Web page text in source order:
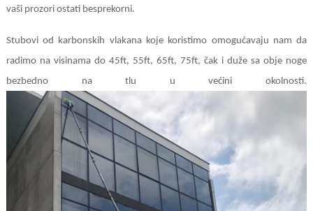
vaši prozori ostati besprekorni.
Stubovi od karbonskih vlakana koje koristimo omogućavaju nam da
radimo na visinama do 45ft, 55ft, 65ft, 75ft, čak i duže sa obje noge
bezbedno na tlu u većini okolnosti.